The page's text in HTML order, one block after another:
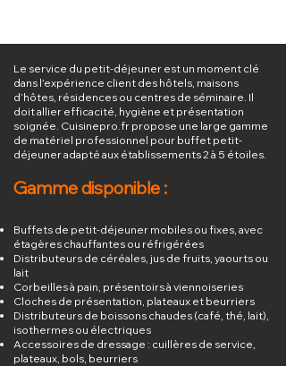
Le service du petit-déjeuner est un moment clé
dans l’expérience client des hôtels, maisons
d’hôtes, résidences ou centres de séminaire. Il
doit allier efficacité, hygiène et présentation
soignée. Cuisinepro.fr propose une large gamme
de matériel professionnel pour buffet petit-
déjeuner adapté aux établissements 2 à 5 étoiles.
Gamme disponible :
Buffets de petit-déjeuner mobiles ou fixes, avec
étagères chauffantes ou réfrigérées
Distributeurs de céréales, jus de fruits, yaourts ou
lait
Corbeilles à pain, présentoirs à viennoiseries
Cloches de présentation, plateaux et beurriers
Distributeurs de boissons chaudes (café, thé, lait),
isothermes ou électriques
Accessoires de dressage : cuillères de service,
plateaux, bols, beurriers